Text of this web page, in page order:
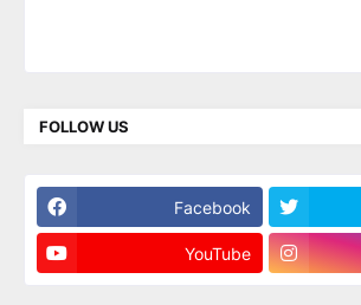
FOLLOW US
Facebook
YouTube